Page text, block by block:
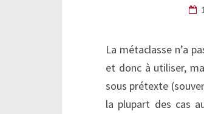
La métaclasse n’a
et donc à utiliser,
sous prétexte
la plupart des cas